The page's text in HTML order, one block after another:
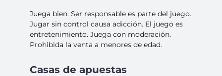
Juega bien. Ser responsable es parte del juego.
Jugar sin control causa adicción. El juego es
entretenimiento. Juega con moderación.
Prohibida la venta a menores de edad.
Casas de apuestas